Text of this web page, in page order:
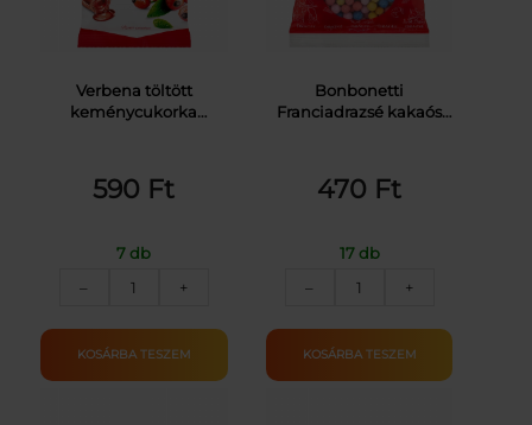
Verbena töltött
keménycukorka
590 Ft
7 db
–
VERBENA
CUKORKA
CSIPKEBOGYÓ
+
KOSÁRBA TESZEM
Bonbonetti
Franciadrazsé kakaós
470 Ft
17 db
–
FRANCIA
70G
mennyiség
+
KOSÁRBA TESZEM